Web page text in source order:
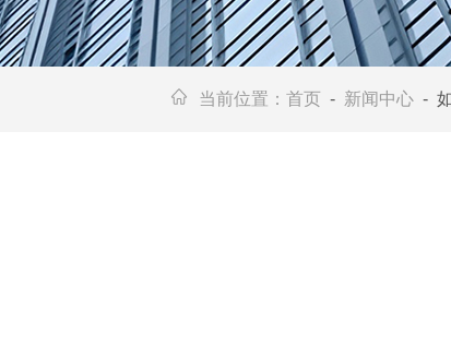
当前位置： 首页 - 新闻中心 - 如